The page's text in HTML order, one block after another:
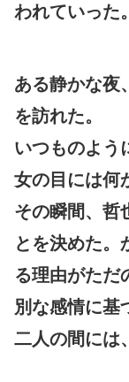
われていった。
ある静かな夜
を訪れた。
いつものよう
女の目には何
その瞬間、哲
とを決めた。
る理由がただ
別な感情に基
二人の間には